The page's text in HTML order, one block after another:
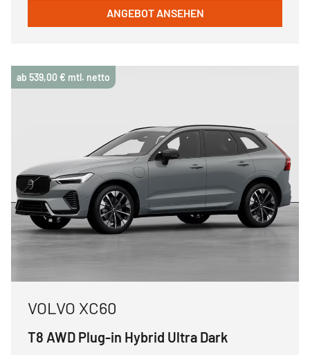
ANGEBOT ANSEHEN
ab 539,00 € mtl. netto
VOLVO XC60
T8 AWD Plug-in Hybrid Ultra Dark